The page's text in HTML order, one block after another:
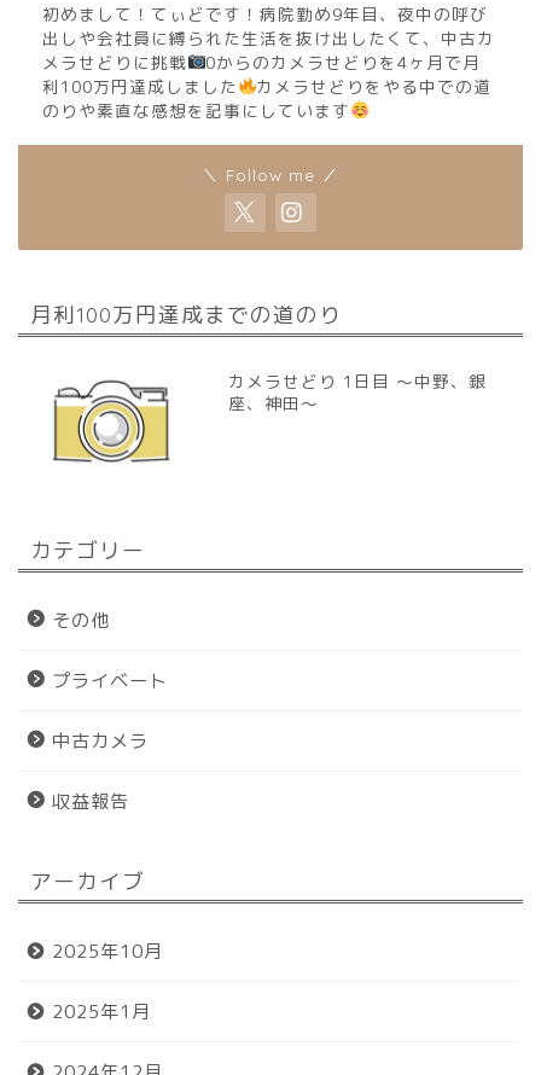
初めまして！てぃどです！病院勤め9年目、夜中の呼び
出しや会社員に縛られた生活を抜け出したくて、中古カ
メラせどりに挑戦
0からのカメラせどりを4ヶ月で月
利100万円達成しました
カメラせどりをやる中での道
のりや素直な感想を記事にしています
＼ Follow me ／
月利100万円達成までの道のり
カメラせどり 1日目 〜中野、銀
座、神田〜
カテゴリー
その他
プライベート
中古カメラ
収益報告
アーカイブ
2025年10月
2025年1月